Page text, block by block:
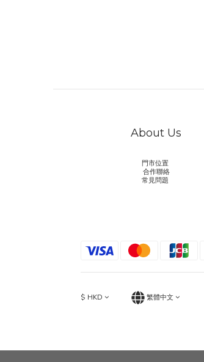
About Us
門市位置
合作聯絡
常見問題
$ HKD 繁體中文